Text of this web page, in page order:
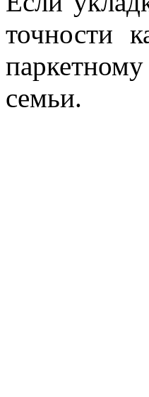
точности
семьи.